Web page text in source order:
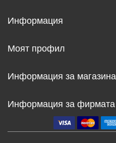
Информация
Моят профил
Информация за магазина
Информация за фирмата